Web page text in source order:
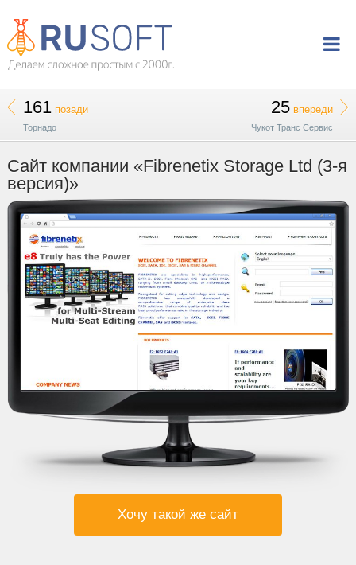
161позади
Торнадо
25 впереди
Чукот Транс Сервис
Сайт компании «Fibrenetix Storage Ltd (3-я
версия)»
Хочу такой же сайт